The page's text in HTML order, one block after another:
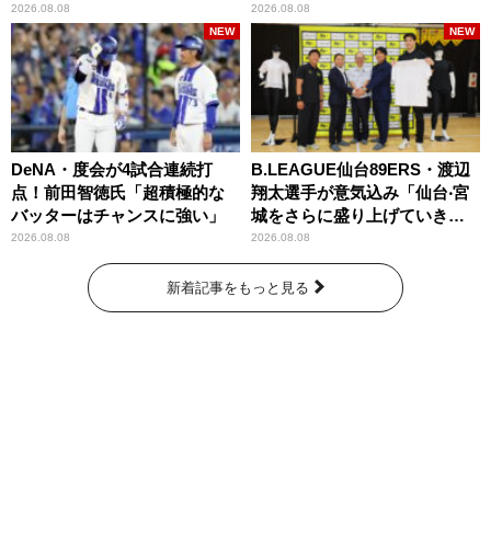
2026.08.08 2026.08.08
DeNA・度会が4試合連続打
点！前田智徳氏「超積極的な
バッターはチャンスに強い」
2026.08.08
NEW
B.LEAGUE仙台89ERS・渡辺
翔太選手が意気込み「仙台‧宮
城をさらに盛り上げていきた
いです」
2026.08.08
NEW
新着記事をもっと見る